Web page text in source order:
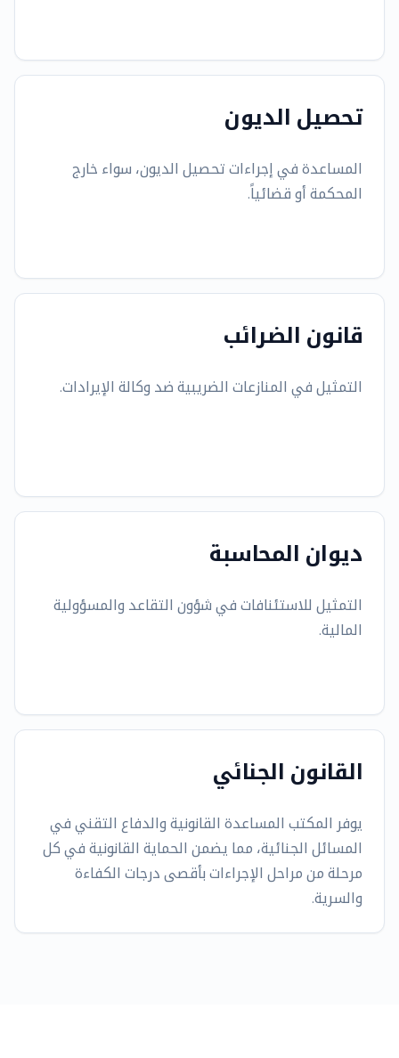
تحصيل الديون
المساعدة في إجراءات تحصيل الديون، سواء خارج
المحكمة أو قضائياً.
قانون الضرائب
التمثيل في المنازعات الضريبية ضد وكالة الإيرادات.
ديوان المحاسبة
التمثيل للاستئنافات في شؤون التقاعد والمسؤولية
المالية.
القانون الجنائي
يوفر المكتب المساعدة القانونية والدفاع التقني في
المسائل الجنائية، مما يضمن الحماية القانونية في كل
مرحلة من مراحل الإجراءات بأقصى درجات الكفاءة
والسرية.